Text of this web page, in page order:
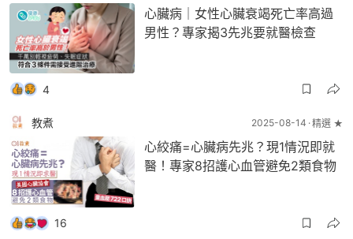
心臟病｜女性心臟衰竭死亡率高過
男性？專家揭3先兆要就醫檢查
4
教煮 2025-08-14 精選 ★
心絞痛=心臟病先兆？現1情況即就
醫！專家8招護心血管避免2類食物
16